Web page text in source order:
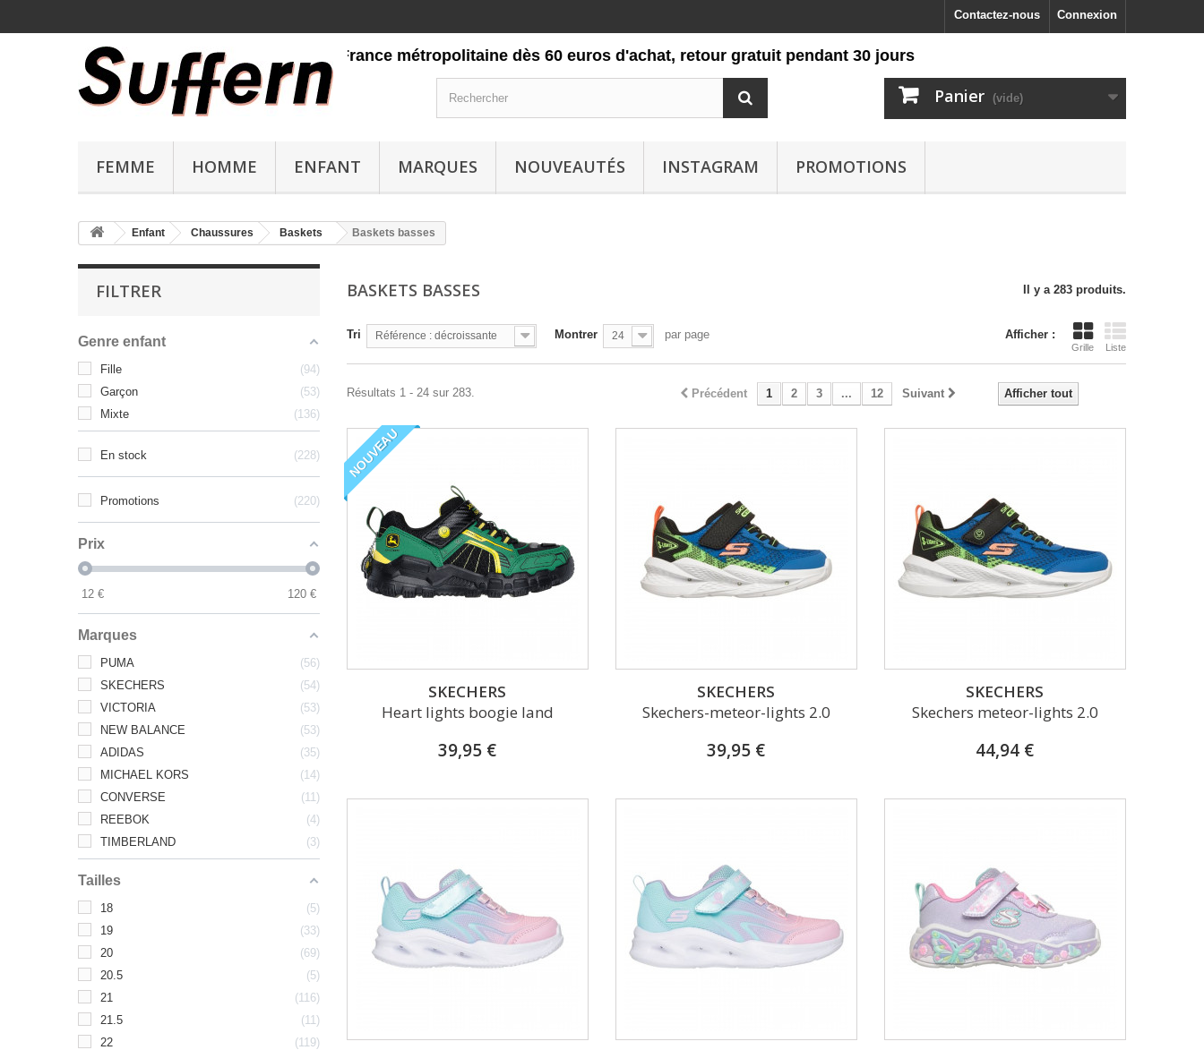
Connexion
Contactez-nous
Panier (vide)
FEMME HOMME ENFANT MARQUES NOUVEAUTÉS INSTAGRAM PROMOTIONS
Livraison gratuite en France métropolitaine dès 60 euros d'achat, retour gratuit pendant 30 jours
Enfant Chaussures Baskets Baskets basses
FILTRER
Genre enfant
Fille
94
Garçon
53
Mixte
136
En stock 228
Promotions 220
Prix
12 € 120 €
Marques
PUMA
56
SKECHERS
54
VICTORIA
53
NEW BALANCE
53
ADIDAS
35
MICHAEL KORS
14
CONVERSE
11
REEBOK
4
TIMBERLAND
3
Tailles
18
5
19
33
20
69
20.5
5
21
116
21.5
11
22
119
BASKETS BASSES Il y a 283 produits.
Afficher :
Grille Liste
Tri Référence : décroissante Montrer 24 par page
Afficher tout
Précédent 1 2 3 ... 12 Suivant
Résultats 1 - 24 sur 283.
NOUVEAU
SKECHERS
Heart lights boogie land
39,95 €
SKECHERS
Skechers-meteor-lights 2.0
39,95 €
SKECHERS
Skechers meteor-lights 2.0
44,94 €